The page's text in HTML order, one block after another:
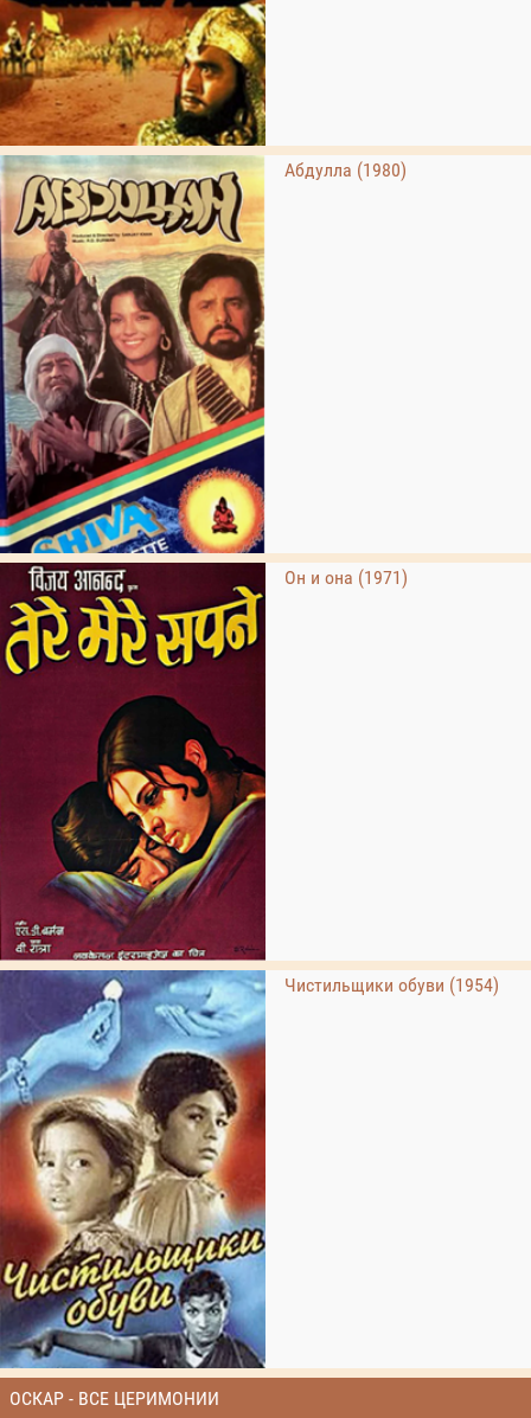
Абдулла (1980)
Он и она (1971)
Чистильщики обуви (1954)
ОСКАР - ВСЕ ЦЕРИМОНИИ